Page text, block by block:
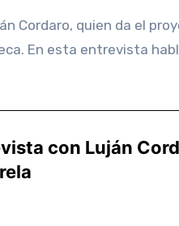
En esta entrevista